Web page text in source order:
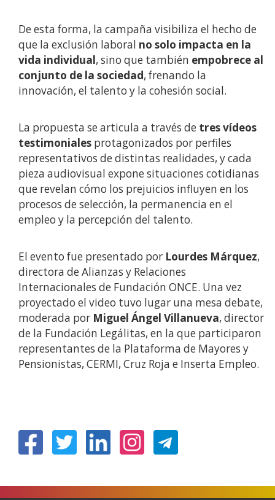
De esta forma, la campaña visibiliza el hecho de
que la exclusión laboral no solo impacta en la
vida individual, sino que también empobrece al
conjunto de la sociedad, frenando la
innovación, el talento y la cohesión social.
La propuesta se articula a través de tres vídeos
testimoniales protagonizados por perfiles
representativos de distintas realidades, y cada
pieza audiovisual expone situaciones cotidianas
que revelan cómo los prejuicios influyen en los
procesos de selección, la permanencia en el
empleo y la percepción del talento.
El evento fue presentado por Lourdes Márquez,
directora de Alianzas y Relaciones
Internacionales de Fundación ONCE. Una vez
proyectado el video tuvo lugar una mesa debate,
moderada por Miguel Ángel Villanueva, director
de la Fundación Legálitas, en la que participaron
representantes de la Plataforma de Mayores y
Pensionistas, CERMI, Cruz Roja e Inserta Empleo.